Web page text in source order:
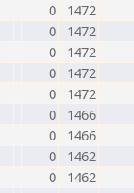
0
1472
0
1472
0
1472
0
1472
0
1472
0
1466
0
1466
0
1462
0
1462